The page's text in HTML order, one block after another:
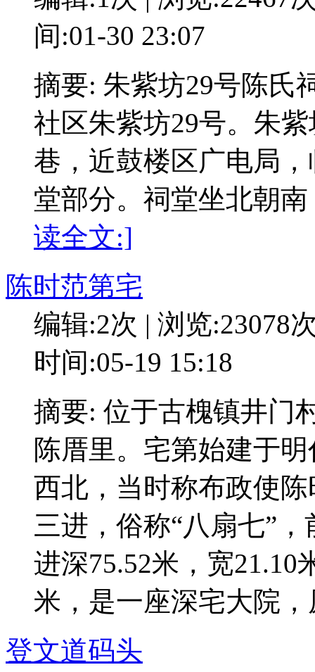
间:01-30 23:07
摘要: 朱紫坊29号陈氏
社区朱紫坊29号。朱
巷，近鼓楼区广电局
堂部分。祠堂坐北朝
读全文:]
陈时范第宅
编辑:2次 | 浏览:23078
时间:05-19 15:18
摘要: 位于古槐镇井门
陈厝里。宅第始建于
西北，当时称布政使
三进，俗称“八扇七”
进深75.52米，宽21.10
米，是一座深宅大院
登文道码头